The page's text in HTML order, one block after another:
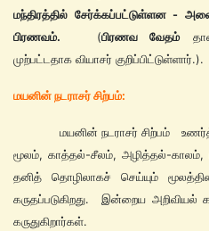
மந்திரத்தில் சேர்க்கப்பட்டுள்ளன -
பிரணவம். (பிரணவ வேதம்
முற்பட்டதாக வியாசர் குறிப்பிட்டுள்ளார்.).
மயனின் நடராசர் சிற்பம்:
மயனின் நடராசர் சிற்பம்
மூலம், காத்தல்-சீலம், அழித்தல்-
தனித் தொழிலாகச் செய்யும்
கருதப்படுகிறது. இன்றைய
கருதுகிறார்கள்.